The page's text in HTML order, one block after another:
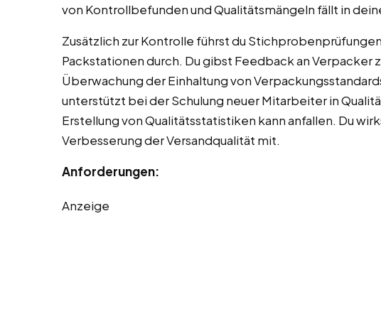
von Kontrollbefunden und Qualitätsmängeln fällt in
Zusätzlich zur Kontrolle führst du
Packstationen durch. Du gibst Feedback an Verpacker
Überwachung der Einhaltung von
unterstützt bei der Schulung neuer Mitarbeiter in
Erstellung von Qualitätsstatistiken kann anfallen. Du
Verbesserung der Versandqualität mit.
Anforderungen:
Anzeige